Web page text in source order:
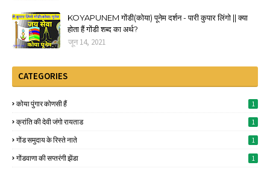
KOYAPUNEM गोंडी(कोया) पूनेम दर्शन - पारी कुपार लिंगो || क्या
होता हैं गोंडी शब्द का अर्थ?
जून 14, 2021
CATEGORIES
कोया पुंगार कोणसी हैं 1
क्रांति की देवी जंगो रायताड 1
गोंड समुदाय के रिस्ते नाते 1
गोंडवाणा की सप्तरंगी झेंडा 1